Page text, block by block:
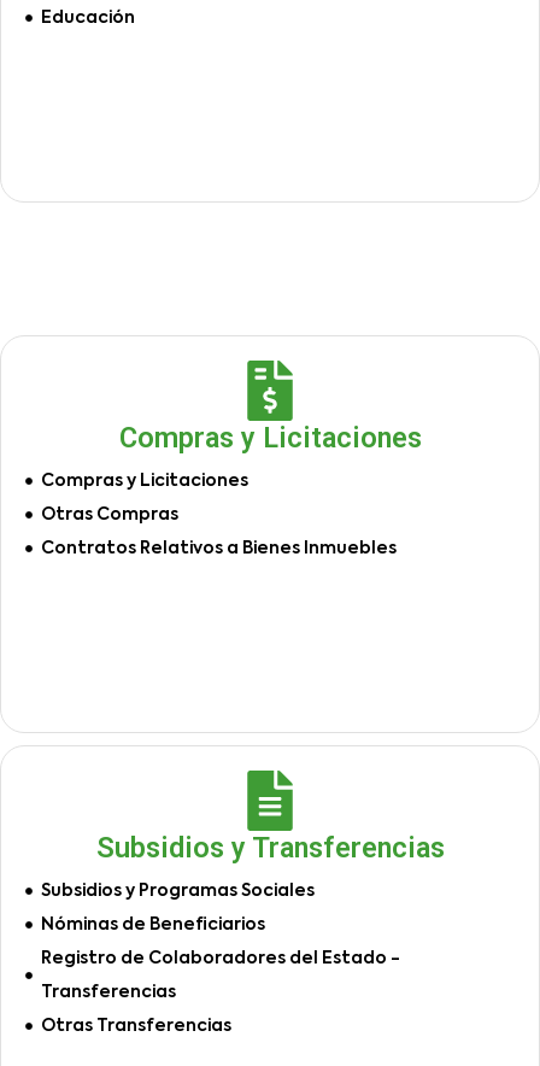
Educación
Compras y Licitaciones
Compras y Licitaciones
Otras Compras
Contratos Relativos a Bienes Inmuebles
Subsidios y Transferencias
Subsidios y Programas Sociales
Nóminas de Beneficiarios
Registro de Colaboradores del Estado -
Transferencias
Otras Transferencias